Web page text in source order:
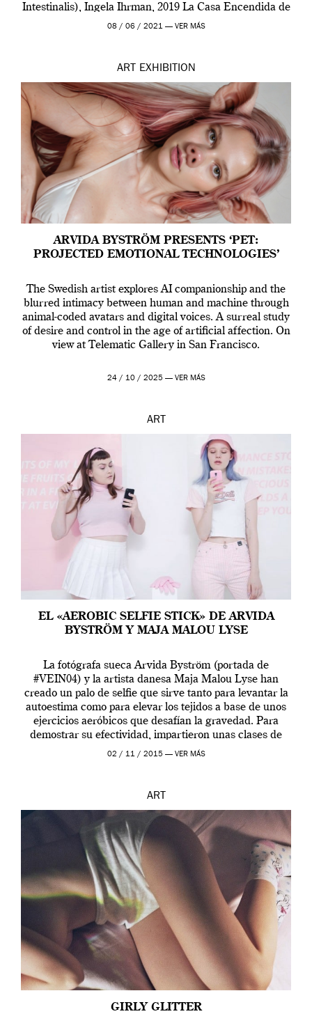
Intestinalis), Ingela Ihrman, 2019 La Casa Encendida de
Madrid y la Wellcome […]
08 / 06 / 2021 — VER MÁS
ART EXHIBITION
ARVIDA BYSTRÖM PRESENTS ‘PET:
PROJECTED EMOTIONAL TECHNOLOGIES’
The Swedish artist explores AI companionship and the
blurred intimacy between human and machine through
animal-coded avatars and digital voices. A surreal study
of desire and control in the age of artificial affection. On
view at Telematic Gallery in San Francisco.
24 / 10 / 2025 — VER MÁS
ART
EL «AEROBIC SELFIE STICK» DE ARVIDA
BYSTRÖM Y MAJA MALOU LYSE
La fotógrafa sueca Arvida Byström (portada de
#VEIN04) y la artista danesa Maja Malou Lyse han
creado un palo de selfie que sirve tanto para levantar la
autoestima como para elevar los tejidos a base de unos
ejercicios aeróbicos que desafían la gravedad. Para
demostrar su efectividad, impartieron unas clases de
prueba en el Tate […]
02 / 11 / 2015 — VER MÁS
ART
GIRLY GLITTER